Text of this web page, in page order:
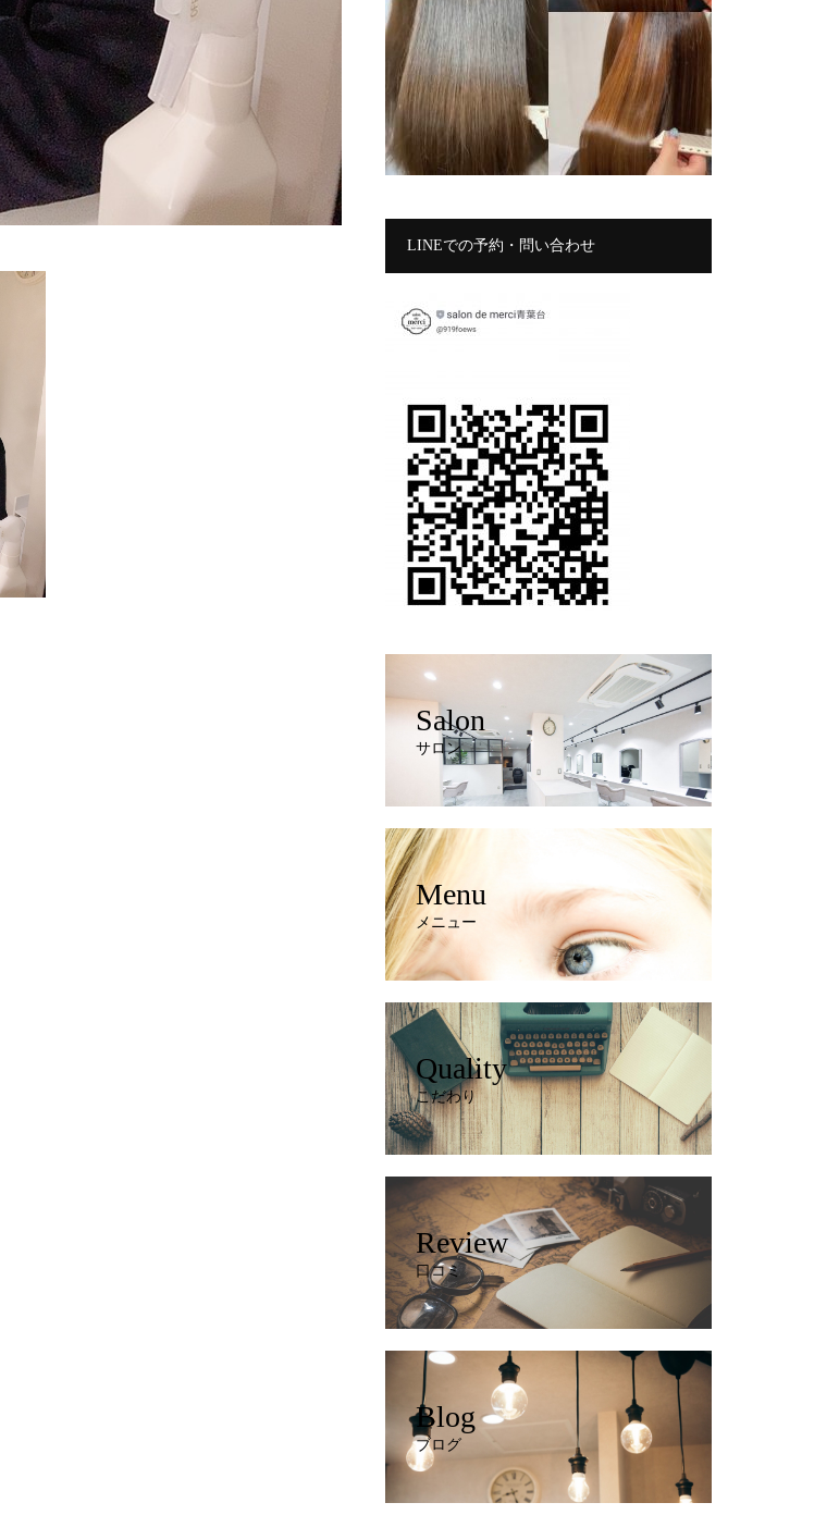
LINEでの予約・問い合わせ
Salon
サロン
Menu
メニュー
Quality
こだわり
Review
口コミ
Blog
ブログ